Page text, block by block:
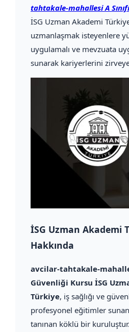
tahtakale-mahallesi A
İSG Uzman Akademi
uzmanlaşmak isteyenlere
uygulamalı ve mevzuata
sunarak kariyerlerini zirveye
İSG Uzman Akademi
Hakkında
avcilar-tahtakale-
Güvenliği Kursu İSG
Türkiye, iş sağlığı ve
profesyonel eğitimler
tanınan köklü bir kuruluştur.